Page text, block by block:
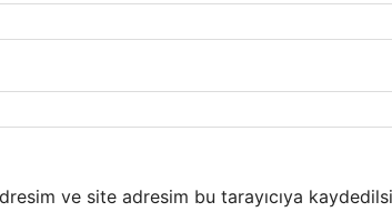
ve site adresim bu tarayıcıya